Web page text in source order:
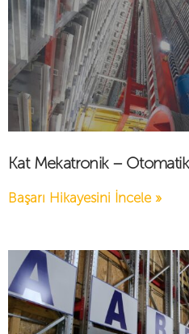
Kat Mekatronik –
Başarı Hikayesini İncele »